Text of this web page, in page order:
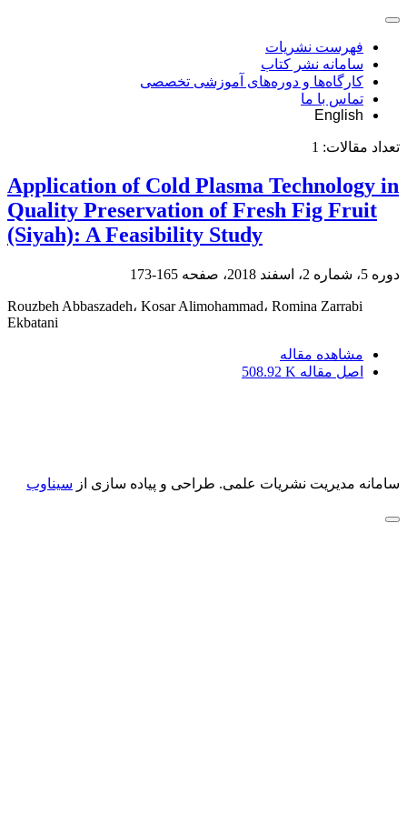
فهرست نشریات
سامانه نشر کتاب
کارگاه‌ها و دوره‌های آموزشی تخصصی
تماس با ما
English
تعداد مقالات: 1
Application of Cold Plasma Technology in
Quality Preservation of Fresh Fig Fruit
(Siyah): A Feasibility Study
دوره 5، شماره 2، اسفند 2018، صفحه 165-173
Rouzbeh Abbaszadeh، Kosar Alimohammad، Romina Zarrabi
Ekbatani
مشاهده مقاله
اصل مقاله 508.92 K
سامانه مدیریت نشریات علمی. طراحی و پیاده سازی از سیناوب